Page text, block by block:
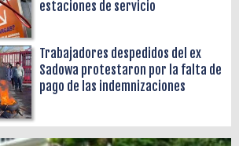
estaciones de servicio
Trabajadores despedidos del ex
Sadowa protestaron por la falta de
pago de las indemnizaciones